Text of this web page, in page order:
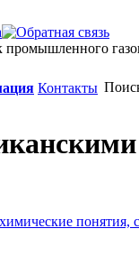
Контакты
понятия,